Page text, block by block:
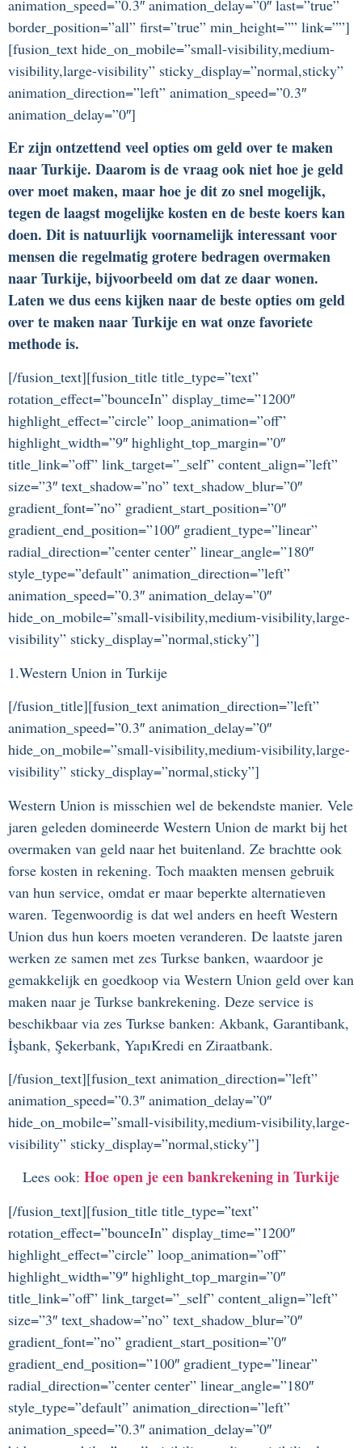
animation_speed=”0.3″ animation_delay=”0″ last=”true”
border_position=”all” first=”true” min_height=”” link=””]
[fusion_text hide_on_mobile=”small-visibility,medium-
visibility,large-visibility” sticky_display=”normal,sticky”
animation_direction=”left” animation_speed=”0.3″
animation_delay=”0″]
Er zijn ontzettend veel opties om geld over te maken
naar Turkije. Daarom is de vraag ook niet hoe je geld
over moet maken, maar hoe je dit zo snel mogelijk,
tegen de laagst mogelijke kosten en de beste koers kan
doen. Dit is natuurlijk voornamelijk interessant voor
mensen die regelmatig grotere bedragen overmaken
naar Turkije, bijvoorbeeld om dat ze daar wonen.
Laten we dus eens kijken naar de beste opties om geld
over te maken naar Turkije en wat onze favoriete
methode is.
[/fusion_text][fusion_title title_type=”text”
rotation_effect=”bounceIn” display_time=”1200″
highlight_effect=”circle” loop_animation=”off”
highlight_width=”9″ highlight_top_margin=”0″
title_link=”off” link_target=”_self” content_align=”left”
size=”3″ text_shadow=”no” text_shadow_blur=”0″
gradient_font=”no” gradient_start_position=”0″
gradient_end_position=”100″ gradient_type=”linear”
radial_direction=”center center” linear_angle=”180″
style_type=”default” animation_direction=”left”
animation_speed=”0.3″ animation_delay=”0″
hide_on_mobile=”small-visibility,medium-visibility,large-
visibility” sticky_display=”normal,sticky”]
1.Western Union in Turkije
[/fusion_title][fusion_text animation_direction=”left”
animation_speed=”0.3″ animation_delay=”0″
hide_on_mobile=”small-visibility,medium-visibility,large-
visibility” sticky_display=”normal,sticky”]
Western Union is misschien wel de bekendste manier. Vele
jaren geleden domineerde Western Union de markt bij het
overmaken van geld naar het buitenland. Ze brachtte ook
forse kosten in rekening. Toch maakten mensen gebruik
van hun service, omdat er maar beperkte alternatieven
waren. Tegenwoordig is dat wel anders en heeft Western
Union dus hun koers moeten veranderen. De laatste jaren
werken ze samen met zes Turkse banken, waardoor je
gemakkelijk en goedkoop via Western Union geld over kan
maken naar je Turkse bankrekening. Deze service is
beschikbaar via zes Turkse banken: Akbank, Garantibank,
İşbank, Şekerbank, YapıKredi en Ziraatbank.
[/fusion_text][fusion_text animation_direction=”left”
animation_speed=”0.3″ animation_delay=”0″
hide_on_mobile=”small-visibility,medium-visibility,large-
visibility” sticky_display=”normal,sticky”]
Lees ook: Hoe open je een bankrekening in Turkije
[/fusion_text][fusion_title title_type=”text”
rotation_effect=”bounceIn” display_time=”1200″
highlight_effect=”circle” loop_animation=”off”
highlight_width=”9″ highlight_top_margin=”0″
title_link=”off” link_target=”_self” content_align=”left”
size=”3″ text_shadow=”no” text_shadow_blur=”0″
gradient_font=”no” gradient_start_position=”0″
gradient_end_position=”100″ gradient_type=”linear”
radial_direction=”center center” linear_angle=”180″
style_type=”default” animation_direction=”left”
animation_speed=”0.3″ animation_delay=”0″